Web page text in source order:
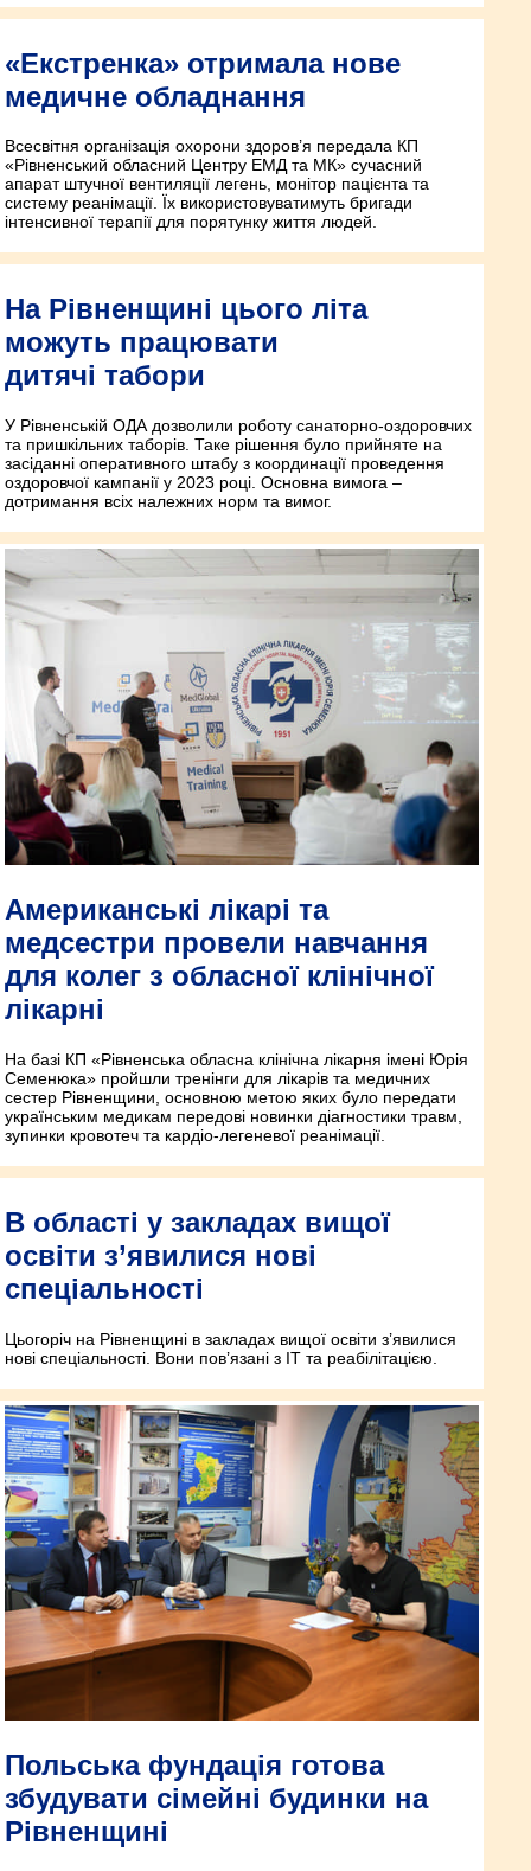
«Екстренка» отримала нове
медичне обладнання
Всесвітня організація охорони здоров’я передала КП
«Рівненський обласний Центру ЕМД та МК» сучасний
апарат штучної вентиляції легень, монітор пацієнта та
систему реанімації. Їх використовуватимуть бригади
інтенсивної терапії для порятунку життя людей.
На Рівненщині цього літа
можуть працювати
дитячі табори
У Рівненській ОДА дозволили роботу санаторно-оздоровчих
та пришкільних таборів. Таке рішення було прийняте на
засіданні оперативного штабу з координації проведення
оздоровчої кампанії у 2023 році. Основна вимога –
дотримання всіх належних норм та вимог.
Американські лікарі та
медсестри провели навчання
для колег з обласної клінічної
лікарні
На базі КП «Рівненська обласна клінічна лікарня імені Юрія
Семенюка» пройшли тренінги для лікарів та медичних
сестер Рівненщини, основною метою яких було передати
українським медикам передові новинки діагностики травм,
зупинки кровотеч та кардіо-легеневої реанімації.
В області у закладах вищої
освіти з’явилися нові
спеціальності
Цьогоріч на Рівненщині в закладах вищої освіти з’явилися
нові спеціальності. Вони пов’язані з ІТ та реабілітацією.
Польська фундація готова
збудувати сімейні будинки на
Рівненщині